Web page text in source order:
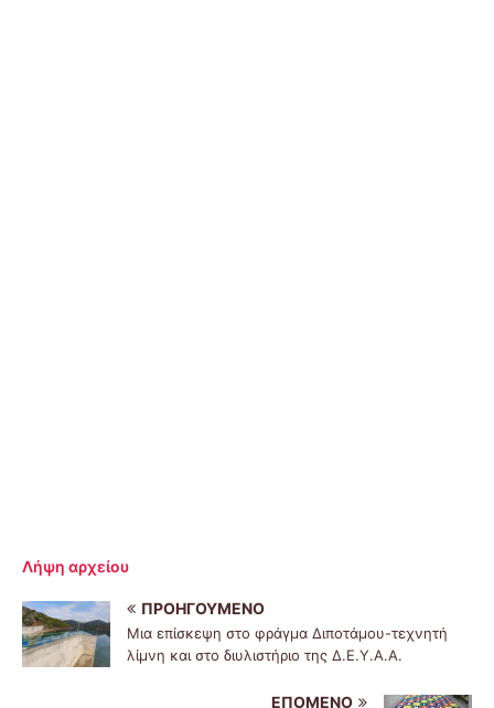
Λήψη αρχείου
ΠΡΟΗΓΟΎΜΕΝΟ
Μια επίσκεψη στο φράγμα Διποτάμου-τεχνητή
λίμνη και στο διυλιστήριο της Δ.Ε.Υ.Α.Α.
ΕΠΌΜΕΝΟ